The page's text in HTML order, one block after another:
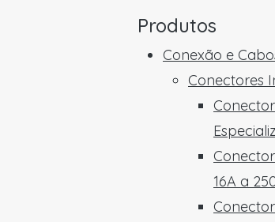
Produtos
Conexão e
Conectores
16A a